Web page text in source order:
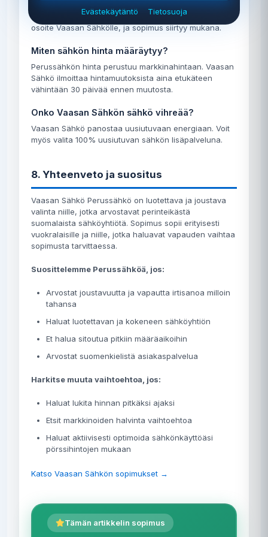
Kyllä, voit siirtää sopimuksen muuttaessasi. Ilmoita uusi
osoite Vaasan Sähkölle, ja sopimus siirtyy mukana.
Miten sähkön hinta määräytyy?
Perussähkön hinta perustuu markkinahintaan. Vaasan
Sähkö ilmoittaa hintamuutoksista aina etukäteen
vähintään 30 päivää ennen muutosta.
Onko Vaasan Sähkön sähkö vihreää?
Vaasan Sähkö panostaa uusiutuvaan energiaan. Voit
myös valita 100% uusiutuvan sähkön lisäpalveluna.
8. Yhteenveto ja suositus
Vaasan Sähkö Perussähkö on luotettava ja joustava
valinta niille, jotka arvostavat perinteikästä
suomalaista sähköyhtiötä. Sopimus sopii erityisesti
vuokralaisille ja niille, jotka haluavat vapauden vaihtaa
sopimusta tarvittaessa.
Suosittelemme Perussähköä, jos:
Arvostat joustavuutta ja vapautta irtisanoa milloin
tahansa
Haluat luotettavan ja kokeneen sähköyhtiön
Et halua sitoutua pitkiin määräaikoihin
Arvostat suomenkielistä asiakaspalvelua
Harkitse muuta vaihtoehtoa, jos:
Haluat lukita hinnan pitkäksi ajaksi
Etsit markkinoiden halvinta vaihtoehtoa
Haluat aktiivisesti optimoida sähkönkäyttöäsi
pörssihintojen mukaan
Katso Vaasan Sähkön sopimukset →
Tämän artikkelin sopimus
Evästekäytäntö Tietosuoja